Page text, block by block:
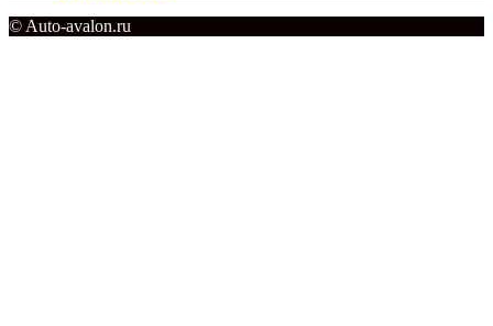
© Auto-avalon.ru